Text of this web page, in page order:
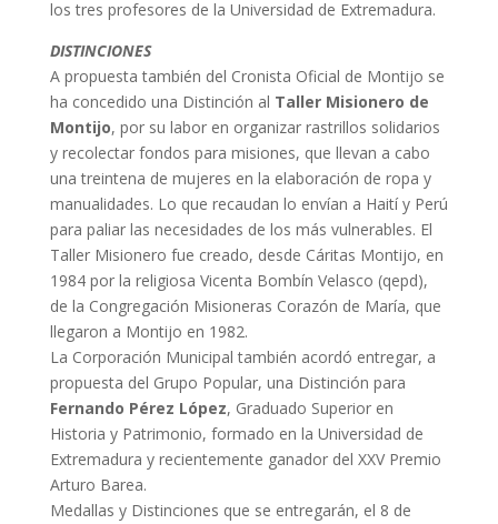
los tres profesores de la Universidad de Extremadura.
DISTINCIONES
A propuesta también del Cronista Oficial de Montijo se
ha concedido una Distinción al Taller Misionero de
Montijo, por su labor en organizar rastrillos solidarios
y recolectar fondos para misiones, que llevan a cabo
una treintena de mujeres en la elaboración de ropa y
manualidades. Lo que recaudan lo envían a Haití y Perú
para paliar las necesidades de los más vulnerables. El
Taller Misionero fue creado, desde Cáritas Montijo, en
1984 por la religiosa Vicenta Bombín Velasco (qepd),
de la Congregación Misioneras Corazón de María, que
llegaron a Montijo en 1982.
La Corporación Municipal también acordó entregar, a
propuesta del Grupo Popular, una Distinción para
Fernando Pérez López, Graduado Superior en
Historia y Patrimonio, formado en la Universidad de
Extremadura y recientemente ganador del XXV Premio
Arturo Barea.
Medallas y Distinciones que se entregarán, el 8 de